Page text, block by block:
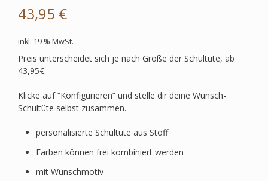
43,95 €
inkl. 19 % MwSt.
Preis unterscheidet sich je nach Größe der Schultüte, ab
43,95€.
Klicke auf “Konfigurieren” und stelle dir deine Wunsch-
Schultüte selbst zusammen.
personalisierte Schultüte aus Stoff
Farben können frei kombiniert werden
mit Wunschmotiv